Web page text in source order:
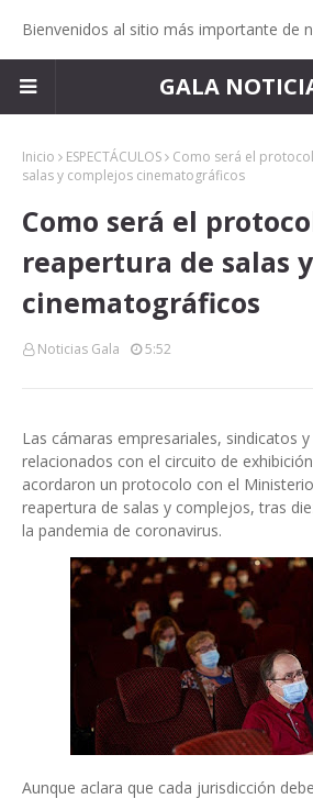
Bienvenidos al sitio más importante de
GALA
Inicio ESPECTÁCULOS
Como será el
salas y complejos cinematográficos
Como será el
reapertura de salas
cinematográficos
Noticias Gala 5:52
Las cámaras empresariales, sindicatos
relacionados con el circuito de
acordaron un protocolo con el
reapertura de salas y complejos, tras
la pandemia de coronavirus.
Aunque aclara que cada jurisdicción